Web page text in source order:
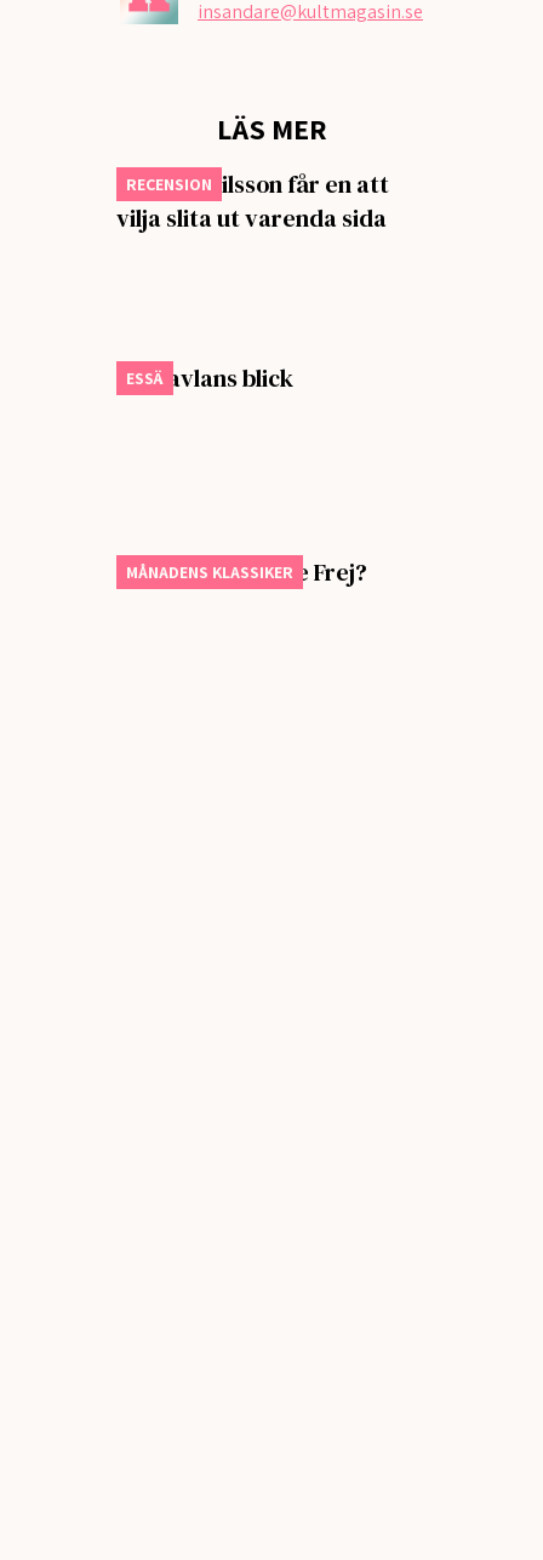
insandare@kultmagasin.se
LÄS MER
RECENSION
Isabella Nilsson får en att
vilja slita ut varenda sida
ESSÄ
Om tavlans blick
MÅNADENS KLASSIKER
Vem älskar Yngve Frej?